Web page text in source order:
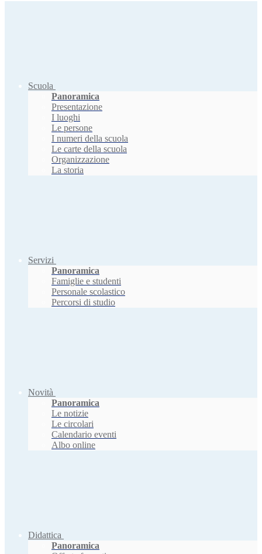
Scuola
Panoramica
Presentazione
I luoghi
Le persone
I numeri della scuola
Le carte della scuola
Organizzazione
La storia
Servizi
Panoramica
Famiglie e studenti
Personale scolastico
Percorsi di studio
Novità
Panoramica
Le notizie
Le circolari
Calendario eventi
Albo online
Didattica
Panoramica